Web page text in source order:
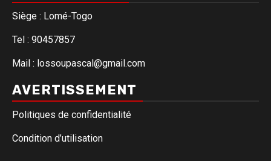
Siège : Lomé-Togo
Tel : 90457857
Mail : lossoupascal@gmail.com
AVERTISSEMENT
Politiques de confidentialité
Condition d’utilisation